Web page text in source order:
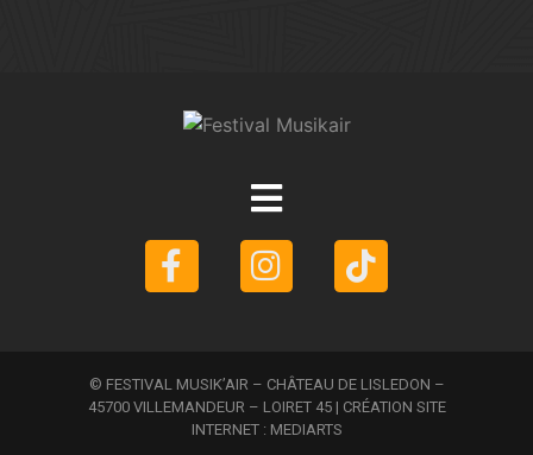
© FESTIVAL MUSIK’AIR – CHÂTEAU DE LISLEDON –
45700 VILLEMANDEUR – LOIRET 45 | CRÉATION SITE
INTERNET : MEDIARTS